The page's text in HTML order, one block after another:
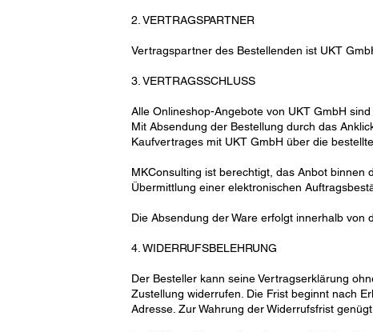
2. VERTRAGSPARTNER
Vertragspartner des Bestellenden ist UKT
3. VERTRAGSSCHLUSS
Alle Onlineshop-Angebote von UKT GmbH
Mit Absendung der Bestellung durch das
Kaufvertrages mit UKT GmbH über die
MKConsulting ist berechtigt, das Anbot binnen
Übermittlung einer elektronischen
Die Absendung der Ware erfolgt innerhalb
4. WIDERRUFSBELEHRUNG
Der Besteller kann seine Vertragserklärung
Zustellung widerrufen. Die Frist beginnt nach
Adresse. Zur Wahrung der Widerrufsfrist